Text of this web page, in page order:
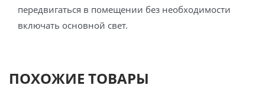
передвигаться в помещении без необходимости
включать основной свет.
ПОХОЖИЕ ТОВАРЫ